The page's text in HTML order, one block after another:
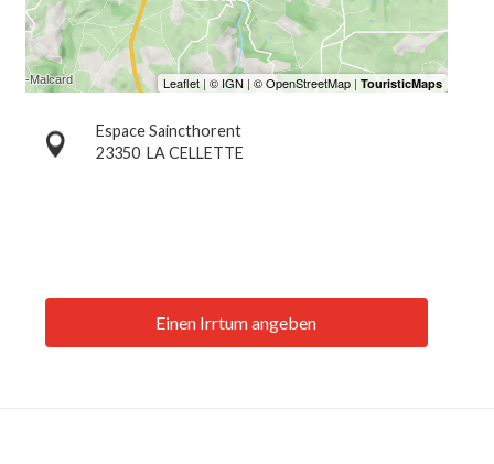
Espace Saincthorent
23350 LA CELLETTE
Einen Irrtum angeben